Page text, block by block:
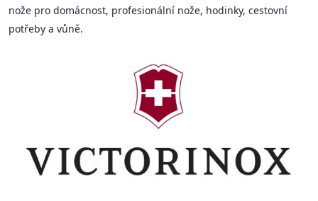
nože pro domácnost, profesionální nože, hodinky, cestovní
potřeby a vůně.